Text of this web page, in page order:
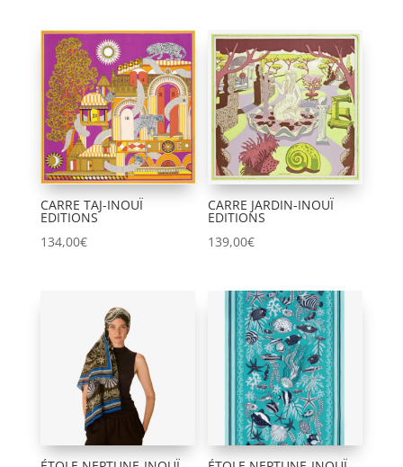
CARRE TAJ-INOUÏ
EDITIONS
134,00€
CARRE JARDIN-INOUÏ
EDITIONS
139,00€